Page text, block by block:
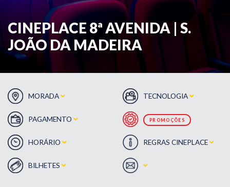
CINEPLACE 8ª AVENIDA | S.
JOÃO DA MADEIRA
MORADA
PAGAMENTO
HORÁRIO
BILHETES
TECNOLOGIA
PROMOÇÕES
REGRAS CINEPLACE